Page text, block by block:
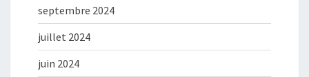
septembre 2024
juillet 2024
juin 2024